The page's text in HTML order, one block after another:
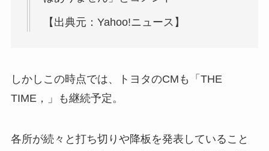
【出典元：Yahoo!ニュース】
しかしこの時点では、トヨタのCMも
「THE
TIME，」も継続予定。
各所が続々と打ち切りや降板を発表していること